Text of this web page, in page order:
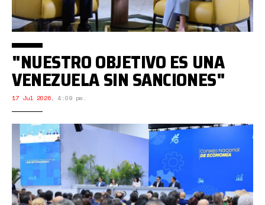
"NUESTRO OBJETIVO ES UNA
VENEZUELA SIN SANCIONES"
17 Jul 2026, 4:09 pm.